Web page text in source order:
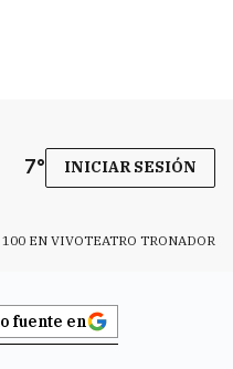
7° INICIAR SESIÓN
EN VIVOTEATRO TRONADOR
fuente en